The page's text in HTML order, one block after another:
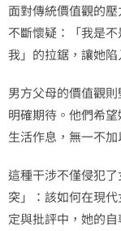
面對傳統價值觀的
不斷懷疑：「我是
我」的拉鋸，讓她
男方父母的價值觀
明確期待。他們希
生活作息，無一不加
這種干涉不僅侵犯
突」：該如何在現
定與批評中，她的